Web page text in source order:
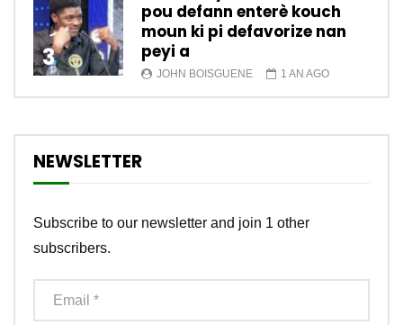
3
pou defann enterè kouch
moun ki pi defavorize nan
peyi a
JOHN BOISGUENE 1 AN AGO
NEWSLETTER
Subscribe to our newsletter and join 1 other
subscribers.